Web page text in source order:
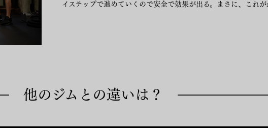
イステップで進めていくので安全で効果が出る。まさに、これが
他のジムとの違いは ？